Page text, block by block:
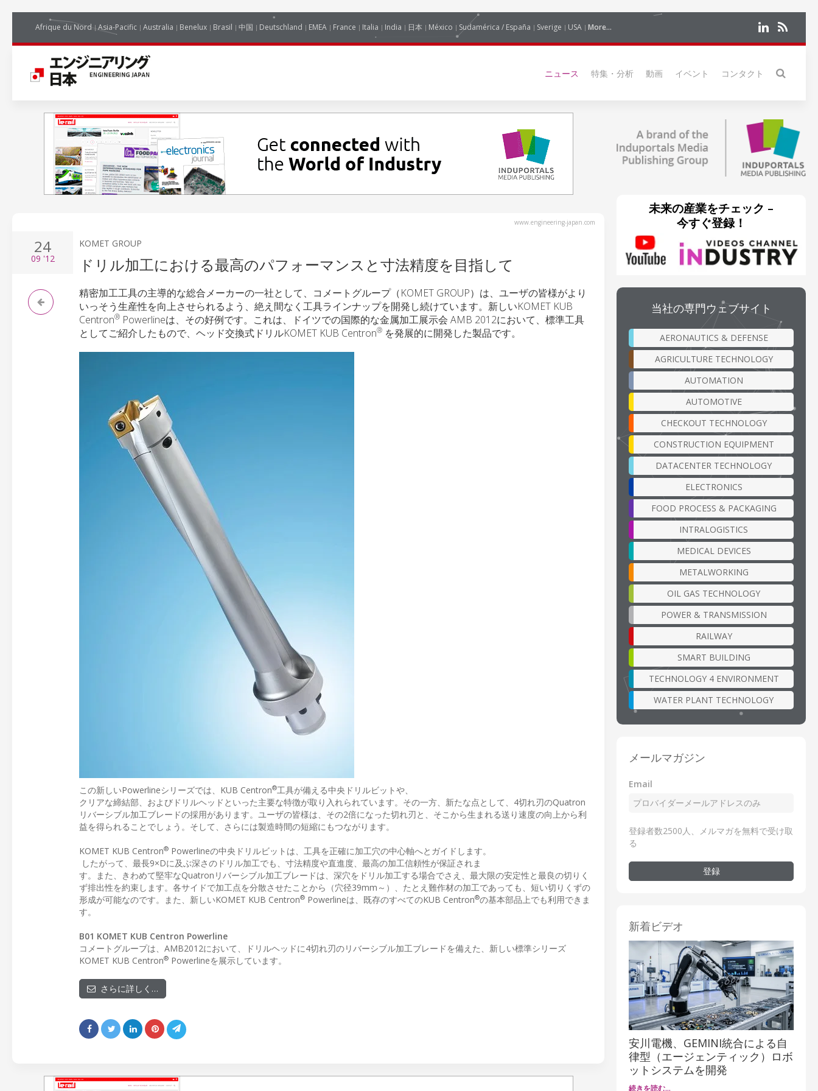
Afrique du Nord Asia-Pacific Australia Benelux Brasil 中国 Deutschland EMEA France Italia India 日本 México Sudamérica / España Sverige USA More...
ニュース 特集・分析 動画 イベント コンタクト
www.engineering-japan.com
24
09 '12
KOMET GROUP
ドリル加工における最高のパフォーマンスと寸法精度を目指して
精密加工工具の主導的な総合メーカーの一社として、コメートグループ（KOMET GROUP）は、ユーザの皆様がより
いっそう生産性を向上させられるよう、絶え間なく工具ラインナップを開発し続けています。新しいKOMET KUB
Centron® Powerlineは、その好例です。これは、ドイツでの国際的な金属加工展示会 AMB 2012において、標準工具
としてご紹介したもので、ヘッド交換式ドリルKOMET KUB Centron® を発展的に開発した製品です。
この新しいPowerlineシリーズでは、KUB Centron®工具が備える中央ドリルビットや、
クリアな締結部、およびドリルヘッドといった主要な特徴が取り入れられています。その一方、新たな点として、4切れ刃のQuatron
リバーシブル加工ブレードの採用があります。ユーザの皆様は、その2倍になった切れ刃と、そこから生まれる送り速度の向上から利
益を得られることでしょう。そして、さらには製造時間の短縮にもつながります。
KOMET KUB Centron® Powerlineの中央ドリルビットは、工具を正確に加工穴の中心軸へとガイドします。
したがって、最長9×Dに及ぶ深さのドリル加工でも、寸法精度や直進度、最高の加工信頼性が保証されま
す。また、きわめて堅牢なQuatronリバーシブル加工ブレードは、深穴をドリル加工する場合でさえ、最大限の安定性と最良の切りく
ず排出性を約束します。各サイドで加工点を分散させたことから（穴径39mm～）、たとえ難作材の加工であっても、短い切りくずの
形成が可能なのです。また、新しいKOMET KUB Centron® Powerlineは、既存のすべてのKUB Centron®の基本部品上でも利用できま
す。
B01 KOMET KUB Centron Powerline
コメートグループは、AMB2012において、ドリルヘッドに4切れ刃のリバーシブル加工ブレードを備えた、新しい標準シリーズ
KOMET KUB Centron® Powerlineを展示しています。
さらに詳しく…
未来の産業をチェック –
今すぐ登録！
当社の専門ウェブサイト
AERONAUTICS & DEFENSE
AGRICULTURE TECHNOLOGY
AUTOMATION
AUTOMOTIVE
CHECKOUT TECHNOLOGY
CONSTRUCTION EQUIPMENT
DATACENTER TECHNOLOGY
ELECTRONICS
FOOD PROCESS & PACKAGING
INTRALOGISTICS
MEDICAL DEVICES
METALWORKING
OIL GAS TECHNOLOGY
POWER & TRANSMISSION
RAILWAY
SMART BUILDING
TECHNOLOGY 4 ENVIRONMENT
WATER PLANT TECHNOLOGY
メールマガジン
Email
登録者数2500人、メルマガを無料で受け取
る
登録
新着ビデオ
安川電機、GEMINI統合による自
律型（エージェンティック）ロボ
ットシステムを開発
続きを読む…